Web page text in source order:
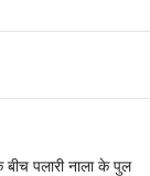
बीच पलारी नाला के पुल